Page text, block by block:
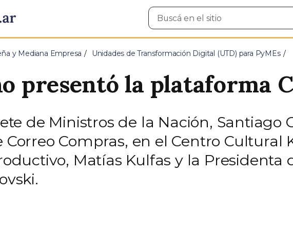
Buscar
en
y Mediana Empresa Unidades de Transformación Digital (UTD) para PyMEs
presentó la plataforma
de Ministros de la Nación, Santiago
Correo Compras, en el Centro
Matías Kulfas y la Presidenta